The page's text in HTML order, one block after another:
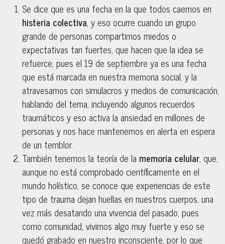
Se dice que es una fecha en la que todos caemos en
histeria colectiva, y eso ocurre cuando un grupo
grande de personas compartimos miedos o
expectativas tan fuertes, que hacen que la idea se
refuerce, pues el 19 de septiembre ya es una fecha
que está marcada en nuestra memoria social, y la
atravesamos con simulacros y medios de comunicación,
hablando del tema, incluyendo algunos recuerdos
traumáticos y eso activa la ansiedad en millones de
personas y nos hace mantenernos en alerta en espera
de un temblor.
También tenemos la teoría de la memoria celular, que,
aunque no está comprobado científicamente en el
mundo holístico, se conoce que experiencias de este
tipo de trauma dejan huellas en nuestros cuerpos, una
vez más desatando una vivencia del pasado, pues
como comunidad, vivimos algo muy fuerte y eso se
quedó grabado en nuestro inconsciente, por lo que